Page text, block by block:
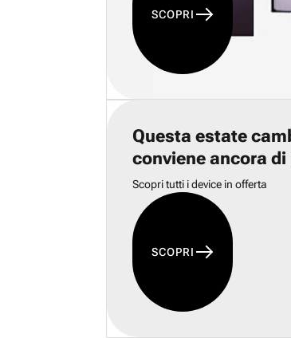
SCOPRI
Questa estate
conviene ancora di
Scopri tutti i device in offerta
SCOPRI